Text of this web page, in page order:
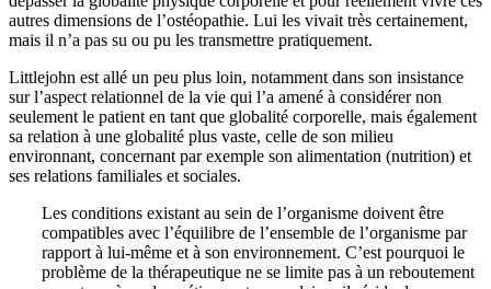
autres dimensions de l’ostéopathie. Lui les vivait très certainement,
mais il n’a pas su ou pu les transmettre pratiquement.
Littlejohn est allé un peu plus loin, notamment dans son insistance
sur l’aspect relationnel de la vie qui l’a amené à considérer non
seulement le patient en tant que globalité corporelle, mais également
sa relation à une globalité plus vaste, celle de son milieu
environnant, concernant par exemple son alimentation (nutrition) et
ses relations familiales et sociales.
Les conditions existant au sein de l’organisme doivent être
compatibles avec l’équilibre de l’ensemble de l’organisme par
rapport à lui-même et à son environnement. C’est pourquoi le
problème de la thérapeutique ne se limite pas à un reboutement